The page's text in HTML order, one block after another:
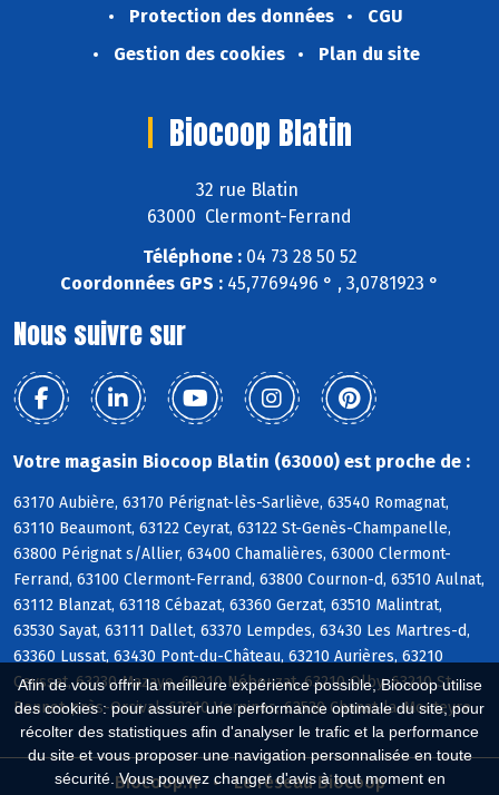
Afin de vous offrir la meilleure expérience possible, Biocoop utilise
des cookies : pour assurer une performance optimale du site, pour
récolter des statistiques afin d'analyser le trafic et la performance
du site et vous proposer une navigation personnalisée en toute
sécurité. Vous pouvez changer d'avis à tout moment en
Protection des données
CGU
Gestion des cookies
Plan du site
Biocoop Blatin
32 rue Blatin
63000 Clermont-Ferrand
Téléphone :04 73 28 50 52
Coordonnées GPS : 45,7769496 ° , 3,0781923 °
Nous suivre sur
Votre magasin Biocoop Blatin (63000) est proche de :
63170 Aubière, 63170 Pérignat-lès-Sarliève, 63540 Romagnat,
63110 Beaumont, 63122 Ceyrat, 63122 St-Genès-Champanelle,
63800 Pérignat s/Allier, 63400 Chamalières, 63000 Clermont-
Ferrand, 63100 Clermont-Ferrand, 63800 Cournon-d, 63510 Aulnat,
63112 Blanzat, 63118 Cébazat, 63360 Gerzat, 63510 Malintrat,
63530 Sayat, 63111 Dallet, 63370 Lempdes, 63430 Les Martres-d,
63360 Lussat, 63430 Pont-du-Château, 63210 Aurières, 63210
Ceyssat, 63230 Mazaye, 63210 Nébouzat, 63210 Olby, 63210 St-
Bonnet-près-Orcival, 63210 Vernines, 63530 Chanat-la-Mouteyre
Biocoop.fr Le réseau Biocoop